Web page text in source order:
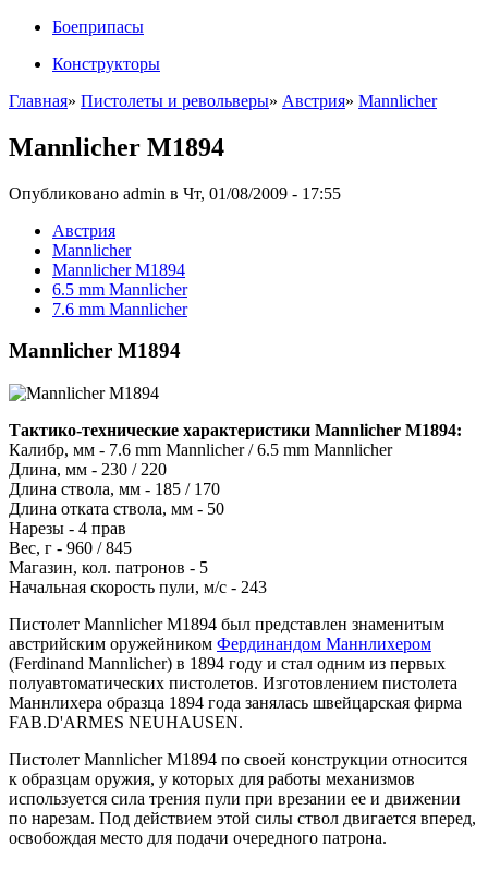
Боеприпасы
Конструкторы
Главная» Пистолеты и револьверы» Австрия» Mannlicher
Mannlicher M1894
Опубликовано admin в Чт, 01/08/2009 - 17:55
Австрия
Mannlicher
Mannlicher M1894
6.5 mm Mannlicher
7.6 mm Mannlicher
Mannlicher M1894
Тактико-технические характеристики Mannlicher M1894:
Калибр, мм - 7.6 mm Mannlicher / 6.5 mm Mannlicher
Длина, мм - 230 / 220
Длина ствола, мм - 185 / 170
Длина отката ствола, мм - 50
Нарезы - 4 прав
Вес, г - 960 / 845
Магазин, кол. патронов - 5
Начальная скорость пули, м/с - 243
Пистолет Mannlicher M1894 был представлен знаменитым
австрийским оружейником Фердинандом Маннлихером
(Ferdinand Mannlicher) в 1894 году и стал одним из первых
полуавтоматических пистолетов. Изготовлением пистолета
Маннлихера образца 1894 года занялась швейцарская фирма
FAB.D'ARMES NEUHAUSEN.
Пистолет Mannlicher M1894 по своей конструкции относится
к образцам оружия, у которых для работы механизмов
используется сила трения пули при врезании ее и движении
по нарезам. Под действием этой силы ствол двигается вперед,
освобождая место для подачи очередного патрона.